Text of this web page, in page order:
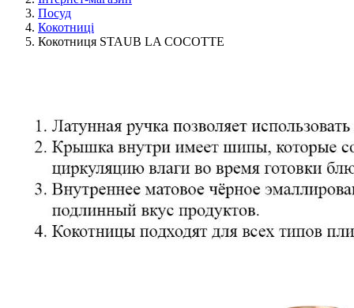
Посуд
Кокотниці
Кокотниця STAUB LA COCOTTE